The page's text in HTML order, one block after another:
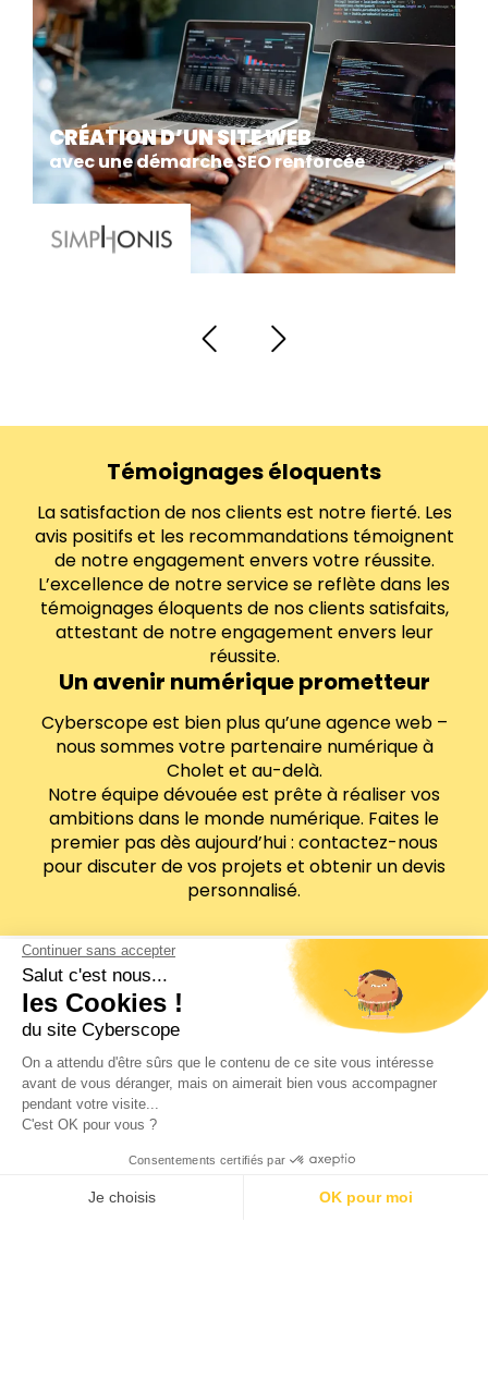
CRÉATION D’UN SITE WEB
avec une démarche SEO renforcée
Témoignages éloquents
La satisfaction de nos clients est notre fierté. Les
avis positifs et les recommandations témoignent
de notre engagement envers votre réussite.
L’excellence de notre service se reflète dans les
témoignages éloquents de nos clients satisfaits,
attestant de notre engagement envers leur
réussite.
Un avenir numérique prometteur
Cyberscope est bien plus qu’une agence web –
nous sommes votre partenaire numérique à
Cholet et au-delà.
Notre équipe dévouée est prête à réaliser vos
ambitions dans le monde numérique. Faites le
premier pas dès aujourd’hui : contactez-nous
pour discuter de vos projets et obtenir un devis
personnalisé.
Chez Cyberscope, votre
succès est notre priorité,
et nous mettrons tout en œuvre pour
indéniable.
Prêt à passer à l'action ?